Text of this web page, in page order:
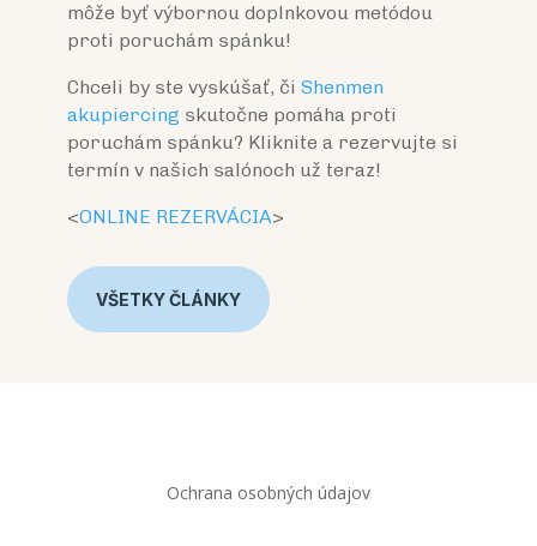
môže byť výbornou doplnkovou metódou
proti poruchám spánku!
Chceli by ste vyskúšať, či Shenmen
akupiercing skutočne pomáha proti
poruchám spánku? Kliknite a rezervujte si
termín v našich salónoch už teraz!
<ONLINE REZERVÁCIA>
VŠETKY ČLÁNKY
Ochrana osobných údajov